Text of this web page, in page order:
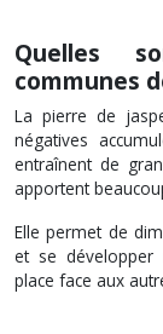
Quelles
communes
La pierre de
négatives
entraînent de
apportent
Elle permet de
et se développer
place face aux